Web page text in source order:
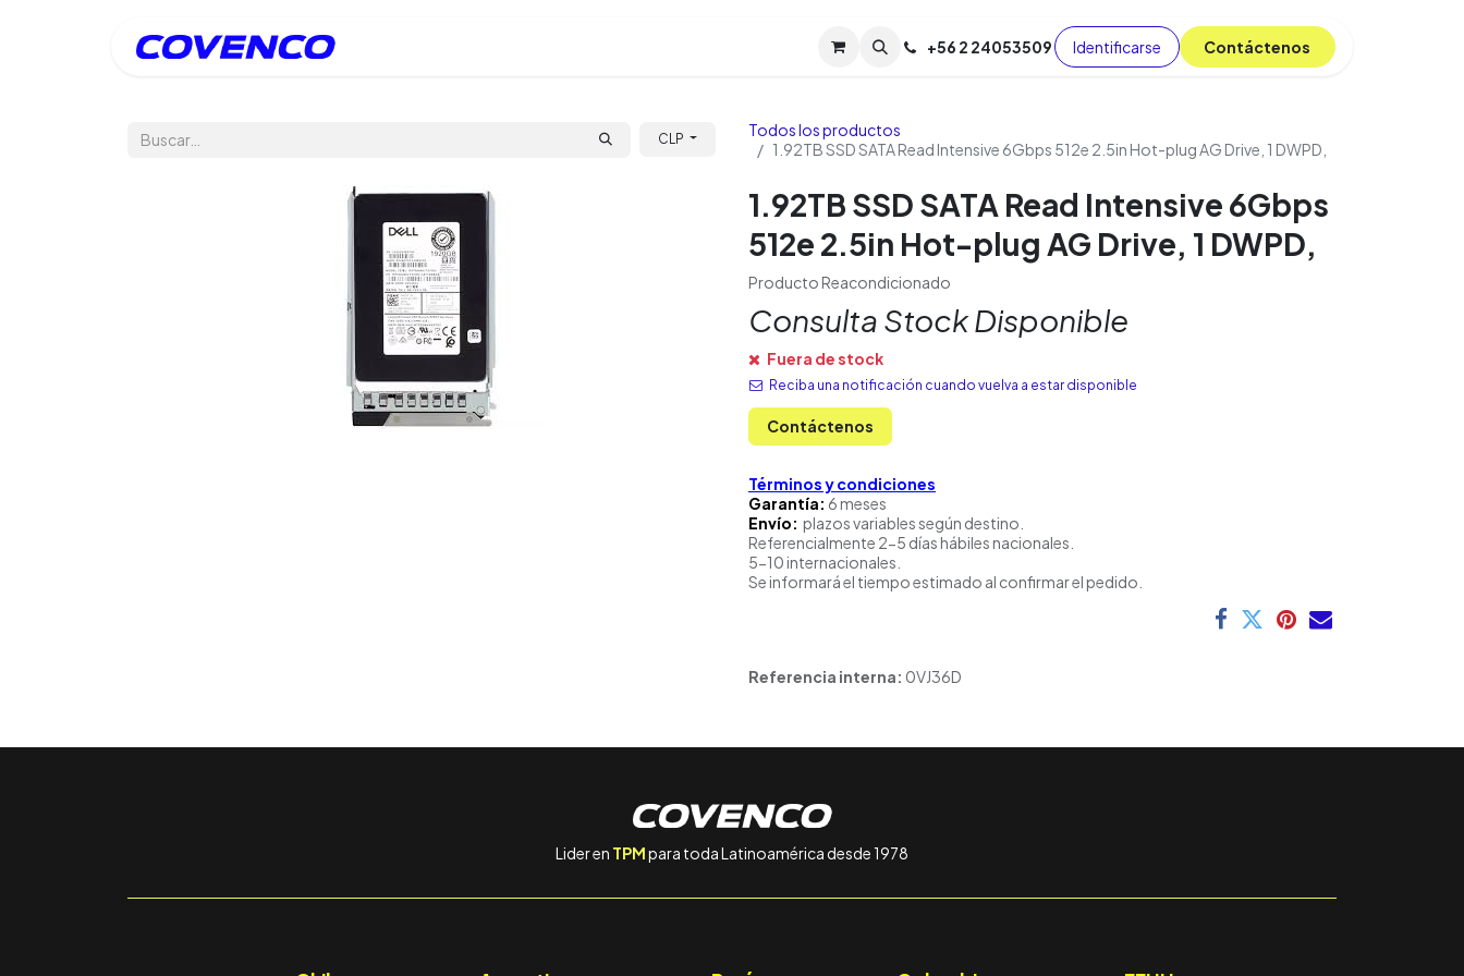
Soporte TPM (CL) Tienda Cursos Blog
+56 2 24053509 Identificarse C​​​​ont​​​​áct​​​​​​en​​​​​​os
CLP
Todos los productos
1.92TB SSD SATA Read Intensive 6Gbps 512e 2.5in Hot-plug AG Drive, 1 DWPD,
1.92TB SSD SATA Read Intensive 6Gbps
512e 2.5in Hot-plug AG Drive, 1 DWPD,
Producto Reacondicionado
Consulta Stock Disponible
Fuera de stock
Reciba una notificación cuando vuelva a estar disponible
Contáctenos
Términos y condiciones
Garantía: 6 meses
Envío: plazos variables según destino.
Referencialmente 2-5 días hábiles nacionales.
5-10 internacionales.
Se informará el tiempo estimado al confirmar el pedido.
Referencia interna: 0VJ36D
Lider en TPMpara toda Latinoamérica desde 1978